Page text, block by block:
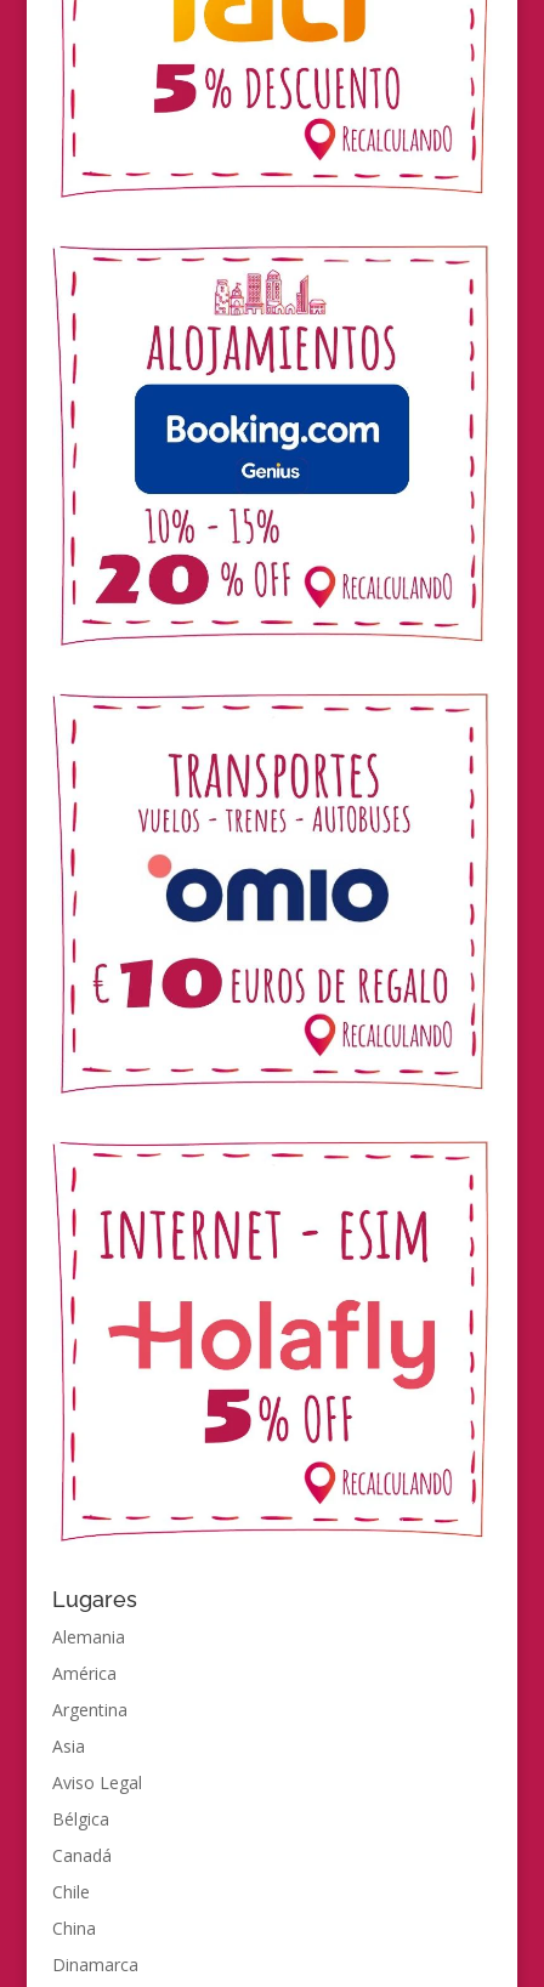
Lugares
Alemania
América
Argentina
Asia
Aviso Legal
Bélgica
Canadá
Chile
China
Dinamarca